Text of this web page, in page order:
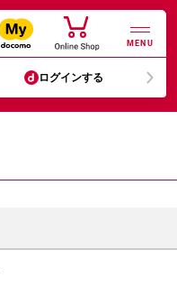
MENU
ログインする